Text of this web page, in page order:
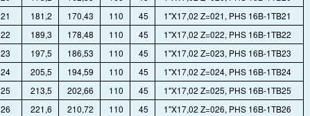
21 181,2 170,43 110 45
1"X17,02 Z=021, PHS 16B-1TB21
22 189,3 178,48 110 45
1"X17,02 Z=022, PHS 16B-1TB22
23 197,5 186,53 110 45
1"X17,02 Z=023, PHS 16B-1TB23
24 205,5 194,59 110 45
1"X17,02 Z=024, PHS 16B-1TB24
25 213,5 202,66 110 45
1"X17,02 Z=025, PHS 16B-1TB25
26 221,6 210,72 110 45
1"X17,02 Z=026, PHS 16B-1TB26